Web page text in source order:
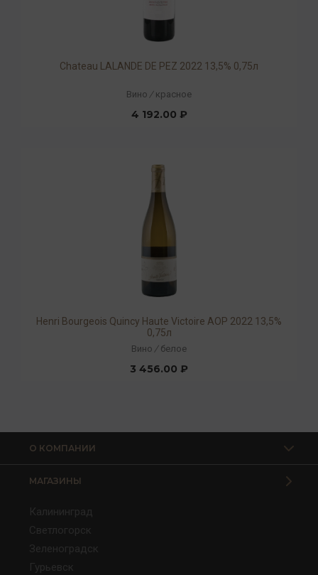
Chateau LALANDE DE PEZ 2022 13,5% 0,75л
Вино / красное
4 192.00 ₽
Henri Bourgeois Quincy Haute Victoire AOP 2022 13,5%
0,75л
Вино / белое
3 456.00 ₽
О КОМПАНИИ
МАГАЗИНЫ
Калининград
Светлогорск
Зеленоградск
Гурьевск